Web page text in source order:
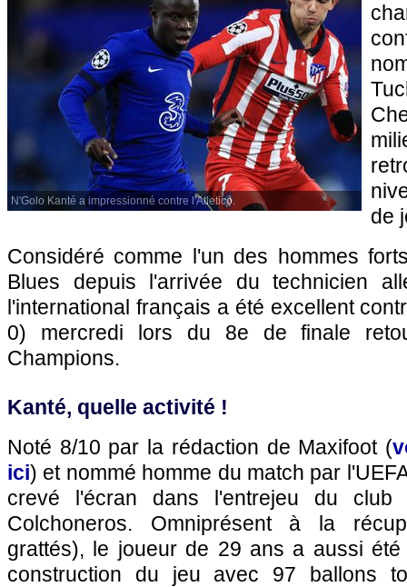
N'Golo Kanté a impressionné contre l'Atletico.
de
Considéré comme l'un des hommes
Blues depuis l'arrivée du technicien
l'international français a été excellent
0) mercredi lors du 8e de finale
Champions.
Kanté, quelle activité !
Noté 8/10 par la rédaction de Maxifoot (
ici) et nommé homme du match par
crevé l'écran dans l'entrejeu du club
Colchoneros. Omniprésent à la
grattés), le joueur de 29 ans a aussi
construction du jeu avec 97 ballons